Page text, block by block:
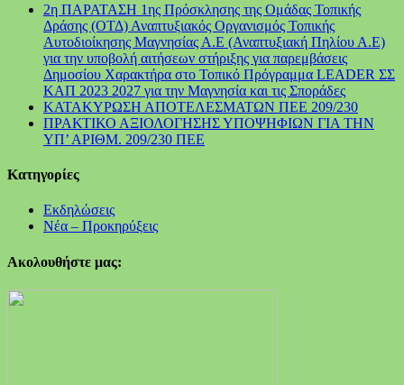
2η ΠΑΡΑΤΑΣΗ 1ης Πρόσκλησης της Ομάδας Τοπικής
Δράσης (ΟΤΔ) Αναπτυξιακός Οργανισμός Τοπικής
Αυτοδιοίκησης Μαγνησίας Α.Ε (Αναπτυξιακή Πηλίου Α.Ε)
για την υποβολή αιτήσεων στήριξης για παρεμβάσεις
Δημοσίου Χαρακτήρα στο Τοπικό Πρόγραμμα LEADER ΣΣ
ΚΑΠ 2023 2027 για την Μαγνησία και τις Σποράδες
ΚΑΤΑΚΥΡΩΣΗ ΑΠΟΤΕΛΕΣΜΑΤΩΝ ΠΕΕ 209/230
ΠΡΑΚΤΙΚΟ ΑΞΙΟΛΟΓΗΣΗΣ ΥΠΟΨΗΦΙΩΝ ΓΙΑ ΤΗΝ
ΥΠ’ ΑΡΙΘΜ. 209/230 ΠΕΕ
Kατηγορίες
Εκδηλώσεις
Νέα – Προκηρύξεις
Ακολουθήστε μας: